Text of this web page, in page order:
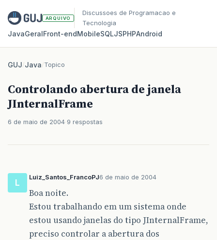
ARQUIVO
Discussoes de Programacao e
Tecnologia
JavaGeralFront‑endMobileSQLJSPHPAndroid
GUJ/Java/Topico
Controlando abertura de janela
JInternalFrame
6 de maio de 2004 9 respostas
L
Luiz_Santos_FrancoPJ6 de maio de 2004
Boa noite.
Estou trabalhando em um sistema onde
estou usando janelas do tipo JInternalFrame,
preciso controlar a abertura dos